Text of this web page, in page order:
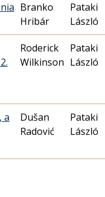
Branko
Hribár
Pataki
László
Roderick
Wilkinson
Pataki
László
a
Dušan
Radović
Pataki
László